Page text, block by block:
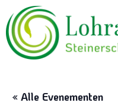
« Alle Evenementen